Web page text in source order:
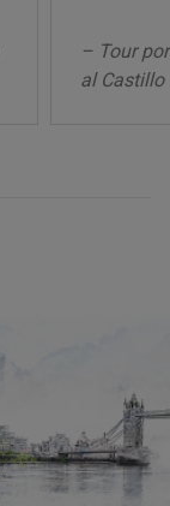
– Tour
al Castillo